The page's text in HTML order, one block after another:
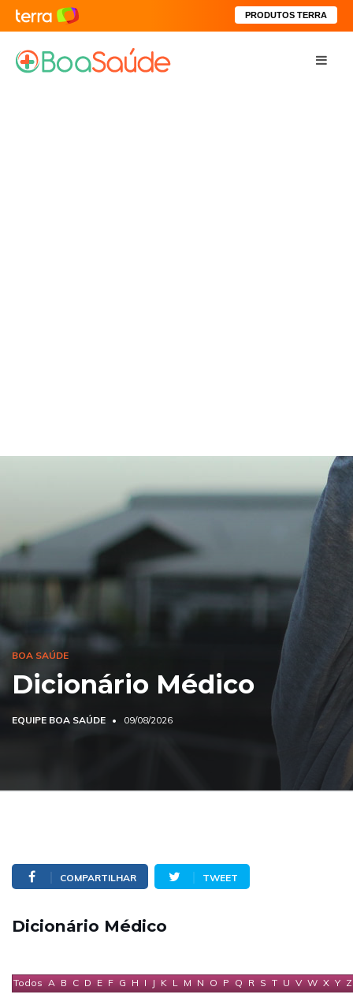
PRODUTOS TERRA
BOA SAÚDE
Dicionário Médico
EQUIPE BOA SAÚDE 09/08/2026
COMPARTILHAR TWEET
Dicionário Médico
Todos A B C D E F G H I J K L M N O P Q R S T U V W X Y Z